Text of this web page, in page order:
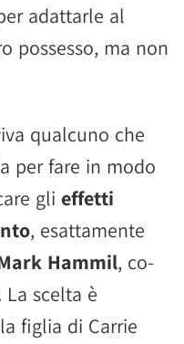
adattarle al
possesso, ma non
qualcuno che
per fare in modo
gli effetti
, esattamente
Hammil, co-
scelta è
figlia di Carrie